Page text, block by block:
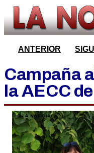
ANTERIOR
Campaña
la AECC